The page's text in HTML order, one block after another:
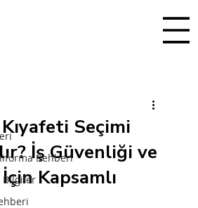
Rehberi
Bilgiler
Seçimi
İş Güvenliği ve
Kapsamlı